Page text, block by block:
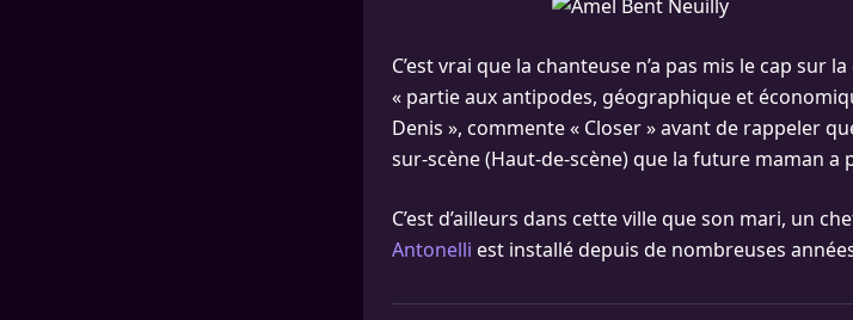
C’est vrai que la chanteuse n’a pas mis le cap sur
« partie aux antipodes, géographique et
Denis », commente « Closer » avant de rappeler
sur-scène (Haut-de-scène) que la future maman a
C’est d’ailleurs dans cette ville que son mari, un
Antonelli est installé depuis de nombreuses